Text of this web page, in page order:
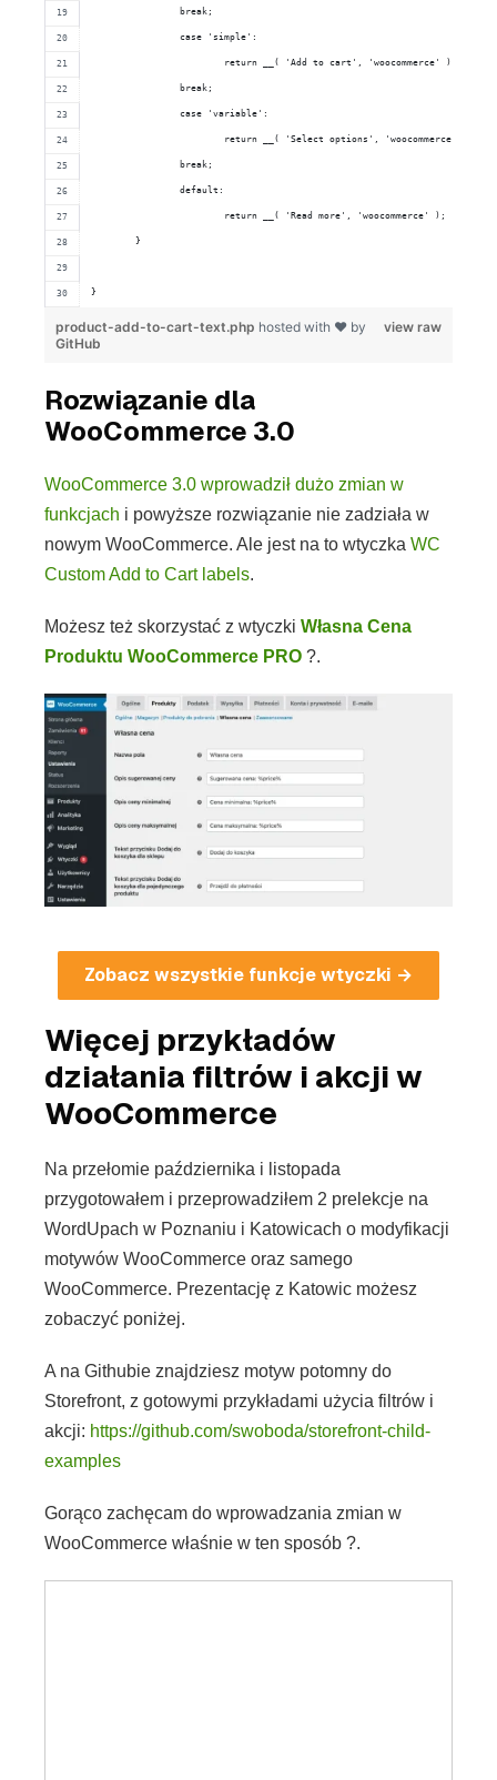
		break;
		case 'simple':
			return __( 'Add to cart', 'woocommerce' );
		break;
		case 'variable':
			return __( 'Select options', 'woocommerce' );
		break;
		default:
			return __( 'Read more', 'woocommerce' );
	}
}
view raw
product-add-to-cart-text.php hosted with ❤ by
GitHub
Rozwiązanie dla
WooCommerce 3.0
WooCommerce 3.0 wprowadził dużo zmian w
funkcjach i powyższe rozwiązanie nie zadziała w
nowym WooCommerce. Ale jest na to wtyczka WC
Custom Add to Cart labels.
Możesz też skorzystać z wtyczki Własna Cena
Produktu WooCommerce PRO ?.
Zobacz wszystkie funkcje wtyczki →
Więcej przykładów
działania filtrów i akcji w
WooCommerce
Na przełomie października i listopada
przygotowałem i przeprowadziłem 2 prelekcje na
WordUpach w Poznaniu i Katowicach o modyfikacji
motywów WooCommerce oraz samego
WooCommerce. Prezentację z Katowic możesz
zobaczyć poniżej.
A na Githubie znajdziesz motyw potomny do
Storefront, z gotowymi przykładami użycia filtrów i
akcji: https://github.com/swoboda/storefront-child-
examples
Gorąco zachęcam do wprowadzania zmian w
WooCommerce właśnie w ten sposób ?.